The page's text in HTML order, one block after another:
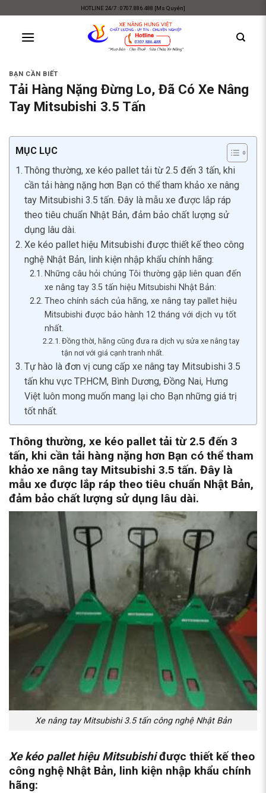
content
HOTLINE 24/7 : 0707.886.488 [Ms Quyên]
BẠN CẦN BIẾT
Tải Hàng Nặng Đừng Lo, Đã Có Xe Nâng
Tay Mitsubishi 3.5 Tấn
MỤC LỤC
Thông thường, xe kéo pallet tải từ 2.5 đến 3 tấn, khi
cần tải hàng nặng hơn Bạn có thể tham khảo xe nâng
tay Mitsubishi 3.5 tấn. Đây là mẫu xe được lắp ráp
theo tiêu chuẩn Nhật Bản, đảm bảo chất lượng sử
dụng lâu dài.
Xe kéo pallet hiệu Mitsubishi được thiết kế theo công
nghệ Nhật Bản, linh kiện nhập khẩu chính hãng:
Những câu hỏi chúng Tôi thường gặp liên quan đến
xe nâng tay 3.5 tấn hiệu Mitsubishi Nhật Bản:
Theo chính sách của hãng, xe nâng tay pallet hiệu
Mitsubishi được bảo hành 12 tháng với dịch vụ tốt
nhất.
Đồng thời, hãng cũng đưa ra dịch vụ sửa xe nâng tay
tận nơi với giá cạnh tranh nhất.
Tự hào là đơn vị cung cấp xe nâng tay Mitsubishi 3.5
tấn khu vực TP.HCM, Bình Dương, Đồng Nai, Hưng
Việt luôn mong muốn mang lại cho Bạn những giá trị
tốt nhất.
Thông thường, xe kéo pallet tải từ 2.5 đến 3
tấn, khi cần tải hàng nặng hơn Bạn có thể tham
khảo xe nâng tay Mitsubishi 3.5 tấn. Đây là
mẫu xe được lắp ráp theo tiêu chuẩn Nhật Bản,
đảm bảo chất lượng sử dụng lâu dài.
Xe nâng tay Mitsubishi 3.5 tấn công nghệ Nhật Bản
Xe kéo pallet hiệu Mitsubishiđược thiết kế theo
công nghệ Nhật Bản, linh kiện nhập khẩu chính
hãng: